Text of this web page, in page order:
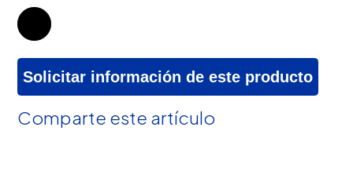
Solicitar información de este producto
Comparte este artículo